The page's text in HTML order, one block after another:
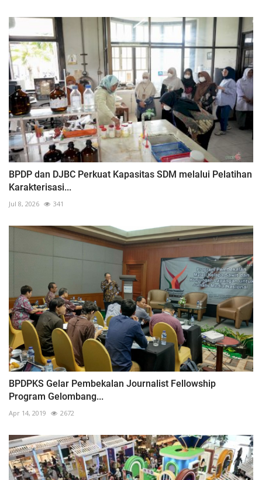
BPDP dan DJBC Perkuat Kapasitas SDM melalui Pelatihan
Karakterisasi...
Jul 8, 2026 341
BPDPKS Gelar Pembekalan Journalist Fellowship
Program Gelombang...
Apr 14, 2019 2672